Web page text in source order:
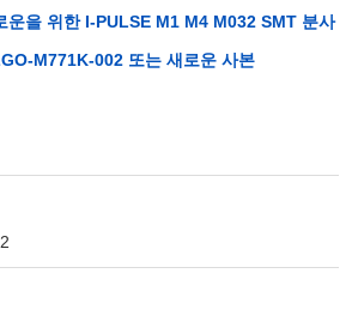
운을 위한 I-PULSE M1 M4 M032 SMT 분사
M771K-002 또는 새로운 사본